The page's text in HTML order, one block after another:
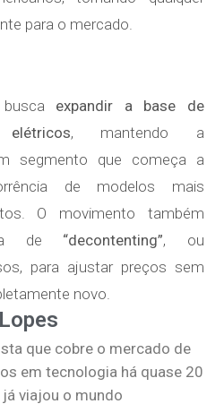
para o mercado.
expandir a base de
, mantendo a
segmento que começa a
de modelos mais
O movimento também
de “decontenting”, ou
para ajustar preços sem
novo.
que cobre o mercado de
em tecnologia há quase 20
já viajou o mundo